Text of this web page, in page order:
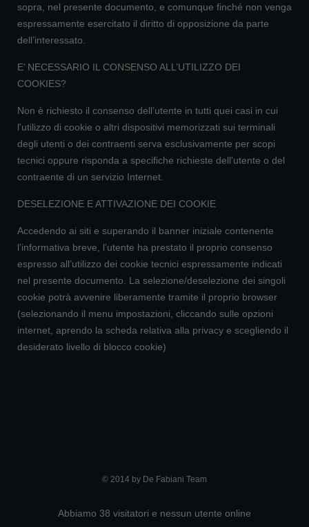
sopra, nel presente documento, e comunque finché non venga
espressamente esercitato il diritto di opposizione da parte
dell’interessato.
E’ NECESSARIO IL CONSENSO ALL’UTILIZZO DEI
COOKIES?
Non è richiesto il consenso dell’utente in tutti quei casi in cui
l'utilizzo di cookie o altri dispositivi memorizzati sui terminali
degli utenti o dei contraenti serva esclusivamente per scopi
tecnici oppure risponda a specifiche richieste dell'utente o del
contraente di un servizio Internet.
DESELEZIONE E ATTIVAZIONE DEI COOKIE
Accedendo ai siti e superando il banner iniziale contenente
l’informativa breve, l’utente ha prestato il proprio consenso
espresso all’utilizzo dei cookie tecnici espressamente indicati
nel presente documento. La selezione/deselezione dei singoli
cookie potrà avvenire liberamente tramite il proprio browser
(selezionando il menu impostazioni, cliccando sulle opzioni
internet, aprendo la scheda relativa alla privacy e scegliendo il
desiderato livello di blocco cookie)
© 2014 by De Fabiani Team
Abbiamo 38 visitatori e nessun utente online